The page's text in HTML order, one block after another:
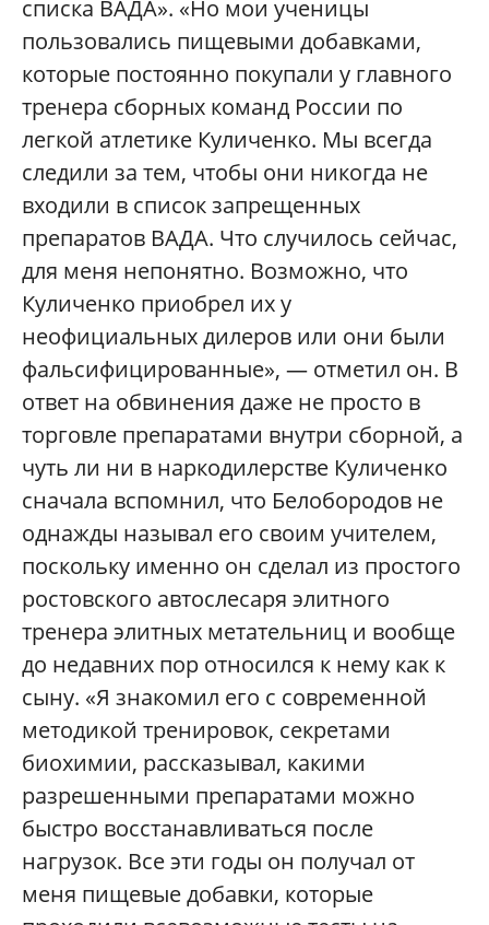
списка ВАДА». «Но мои ученицы
пользовались пищевыми добавками,
которые постоянно покупали у главного
тренера сборных команд России по
легкой атлетике Куличенко. Мы всегда
следили за тем, чтобы они никогда не
входили в список запрещенных
препаратов ВАДА. Что случилось сейчас,
для меня непонятно. Возможно, что
Куличенко приобрел их у
неофициальных дилеров или они были
фальсифицированные», — отметил он. В
ответ на обвинения даже не просто в
торговле препаратами внутри сборной, а
чуть ли ни в наркодилерстве Куличенко
сначала вспомнил, что Белобородов не
однажды называл его своим учителем,
поскольку именно он сделал из простого
ростовского автослесаря элитного
тренера элитных метательниц и вообще
до недавних пор относился к нему как к
сыну. «Я знакомил его с современной
методикой тренировок, секретами
биохимии, рассказывал, какими
разрешенными препаратами можно
быстро восстанавливаться после
нагрузок. Все эти годы он получал от
меня пищевые добавки, которые